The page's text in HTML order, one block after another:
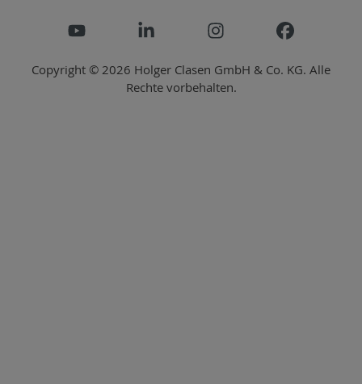
Copyright © 2026 Holger Clasen GmbH & Co. KG. Alle
Rechte vorbehalten.